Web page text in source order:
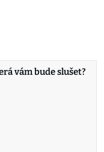
vám bude slušet?